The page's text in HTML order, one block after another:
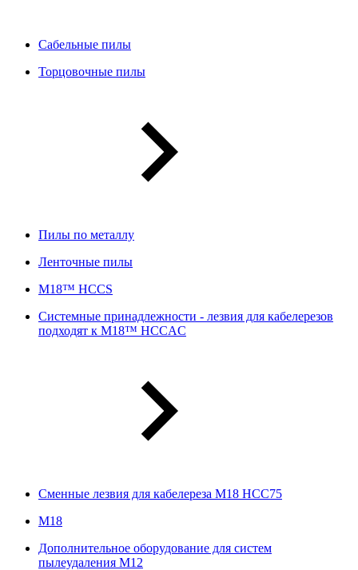
Сабельные пилы
Торцовочные пилы
Пилы по металлу
Ленточные пилы
M18™ HCCS
Системные принадлежности - лезвия для кабелерезов
подходят к M18™ HCCAC
Сменные лезвия для кабелереза M18 HCC75
М18
Дополнительное оборудование для систем
пылеудаления М12